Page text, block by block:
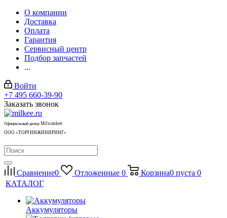
О компании
Доставка
Оплата
Гарантия
Сервисный центр
Подбор запчастей
...
Войти
+7 495 660-39-90
Заказать звонок
Официальный дилер Milwaukee
ООО «ТОРГИНЖИНИРИНГ»
Сравнение0 Отложенные 0 Корзина0 пуста 0
КАТАЛОГ
Аккумуляторы